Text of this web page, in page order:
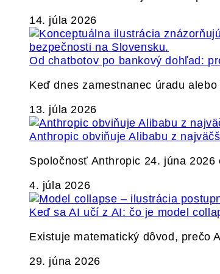
14. júla 2026
Od chatbotov po bankový dohľad:
Keď dnes zamestnanec úradu
13. júla 2026
Anthropic obviňuje Alibabu z
Spoločnosť Anthropic 24. júna
4. júla 2026
Keď sa AI učí z AI: čo je model
Existuje matematický dôvod, prečo
29. júna 2026